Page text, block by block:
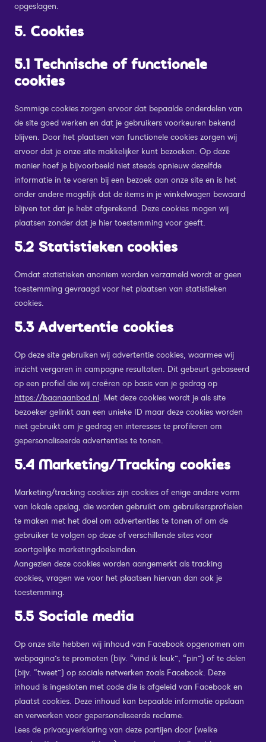
opgeslagen.
5. Cookies
5.1 Technische of functionele
cookies
Sommige cookies zorgen ervoor dat bepaalde onderdelen van
de site goed werken en dat je gebruikers voorkeuren bekend
blijven. Door het plaatsen van functionele cookies zorgen wij
ervoor dat je onze site makkelijker kunt bezoeken. Op deze
manier hoef je bijvoorbeeld niet steeds opnieuw dezelfde
informatie in te voeren bij een bezoek aan onze site en is het
onder andere mogelijk dat de items in je winkelwagen bewaard
blijven tot dat je hebt afgerekend. Deze cookies mogen wij
plaatsen zonder dat je hier toestemming voor geeft.
5.2 Statistieken cookies
Omdat statistieken anoniem worden verzameld wordt er geen
toestemming gevraagd voor het plaatsen van statistieken
cookies.
5.3 Advertentie cookies
Op deze site gebruiken wij advertentie cookies, waarmee wij
inzicht vergaren in campagne resultaten. Dit gebeurt gebaseerd
op een profiel die wij creëren op basis van je gedrag op
https://baanaanbod.nl. Met deze cookies wordt je als site
bezoeker gelinkt aan een unieke ID maar deze cookies worden
niet gebruikt om je gedrag en interesses te profileren om
gepersonaliseerde advertenties te tonen.
5.4 Marketing/Tracking cookies
Marketing/tracking cookies zijn cookies of enige andere vorm
van lokale opslag, die worden gebruikt om gebruikersprofielen
te maken met het doel om advertenties te tonen of om de
gebruiker te volgen op deze of verschillende sites voor
soortgelijke marketingdoeleinden.
Aangezien deze cookies worden aangemerkt als tracking
cookies, vragen we voor het plaatsen hiervan dan ook je
toestemming.
5.5 Sociale media
Op onze site hebben wij inhoud van Facebook opgenomen om
webpagina’s te promoten (bijv. “vind ik leuk”, “pin”) of te delen
(bijv. “tweet”) op sociale netwerken zoals Facebook. Deze
inhoud is ingesloten met code die is afgeleid van Facebook en
plaatst cookies. Deze inhoud kan bepaalde informatie opslaan
en verwerken voor gepersonaliseerde reclame.
Lees de privacyverklaring van deze partijen door (welke